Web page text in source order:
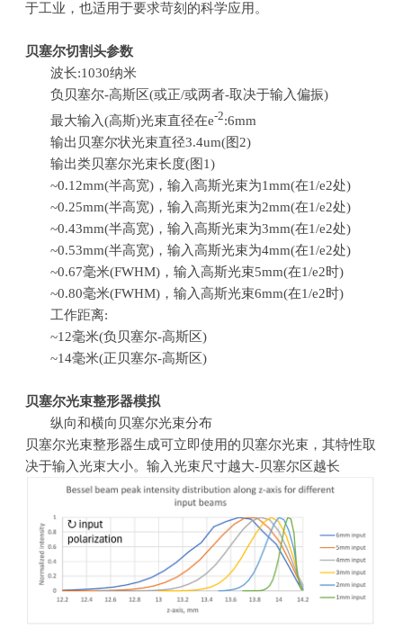
于工业，也适用于要求苛刻的科学应用。
贝塞尔切割头参数
波长:1030纳米
负贝塞尔-高斯区(或正/或两者-取决于输入偏振)
最大输入(高斯)光束直径在e-2:6mm
输出贝塞尔状光束直径3.4um(图 2)
输出类贝塞尔光束长度(图 1)
~0.12mm(半高宽) ，输入高斯光束为1mm(在1/e2处)
~0.25mm(半高宽) ，输入高斯光束为2mm(在1/e2处)
~0.43mm(半高宽) ，输入高斯光束为3mm(在1/e2处)
~0.53mm(半高宽) ，输入高斯光束为4mm(在1/e2处)
~0.67毫米(FWHM) ，输入高斯光束5mm(在1/e2时)
~0.80毫米(FWHM) ，输入高斯光束6mm(在1/e2时)
工作距离:
~12毫米(负贝塞尔-高斯区)
~14毫米(正贝塞尔-高斯区)
贝塞尔光束整形器模拟
纵向和横向贝塞尔光束分布
贝塞尔光束整形器生成可立即使用的贝塞尔光束，其特性取
决于输入光束大小。输入光束尺寸越大-贝塞尔区越长